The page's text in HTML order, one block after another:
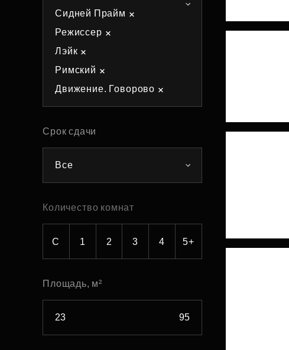
Рефинансирование
Сидней Прайм
Режиссер
Лэйк
Римский
Движение. Говорово
Срок сдачи
Все
Количество комнат
С 1 2 3 4 5+
Площадь, м²